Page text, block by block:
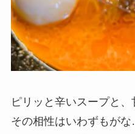
ピリッと辛いスープと
その相性はいわずもが